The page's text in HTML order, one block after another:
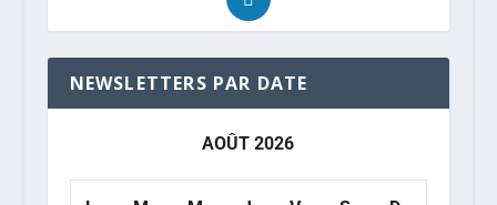
NEWSLETTERS PAR DATE
AOÛT 2026